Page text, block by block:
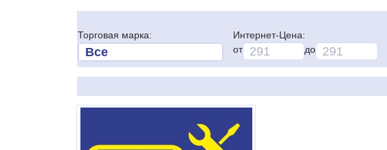
Торговая марка:
Интернет-Цена:
от
до